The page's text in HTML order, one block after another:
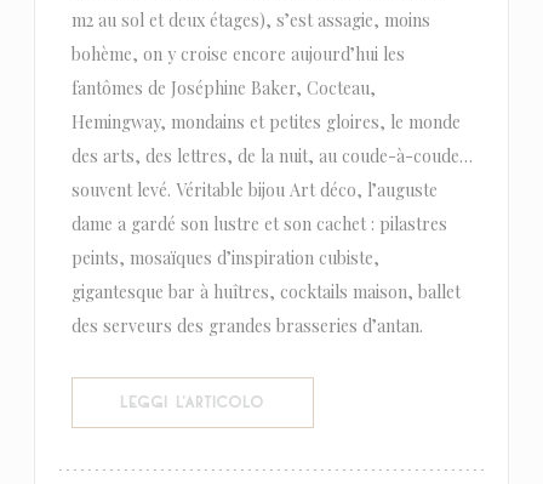
m2 au sol et deux étages), s’est assagie, moins
bohème, on y croise encore aujourd’hui les
fantômes de Joséphine Baker, Cocteau,
Hemingway, mondains et petites gloires, le monde
des arts, des lettres, de la nuit, au coude-à-coude…
souvent levé. Véritable bijou Art déco, l’auguste
dame a gardé son lustre et son cachet : pilastres
peints, mosaïques d’inspiration cubiste,
gigantesque bar à huîtres, cocktails maison, ballet
des serveurs des grandes brasseries d’antan.
LEGGI L'ARTICOLO